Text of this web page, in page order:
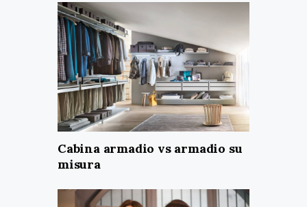
Cabina armadio vs armadio su
misura